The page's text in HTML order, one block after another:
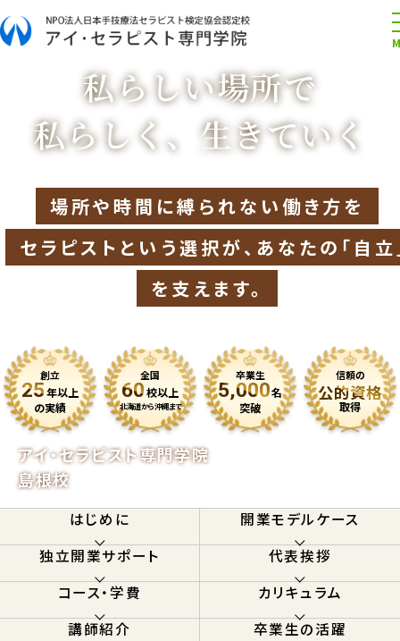
私らしい場所で
私らしく、生きていく
場所や時間に縛られない働き方を
セラピストという選択が、あなたの「自立
を支えます。
創立
25年以上
の実績
全国
60校以上
北海道から沖縄まで
卒業生
5,000名
突破
信頼の
公的資格
取得
アイ・セラピスト専門学院
島根校
はじめに
開業モデルケース
独立開業サポート
代表挨拶
コース・学費
カリキュラム
講師紹介
卒業生の活躍